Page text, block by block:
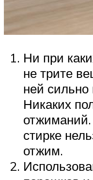
Ни при
не трите
ней
Никаких
стирке
отжим.